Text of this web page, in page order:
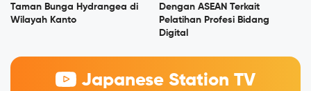
Taman Bunga Hydrangea di
Wilayah Kanto
Dengan ASEAN Terkait
Pelatihan Profesi Bidang
Digital
Japanese Station TV